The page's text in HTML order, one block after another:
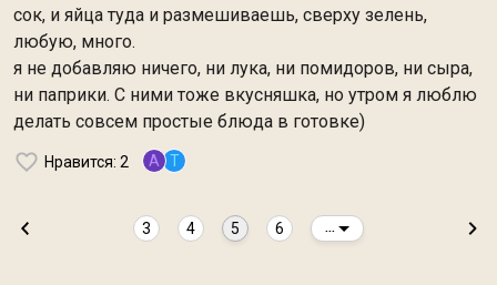
сок, и яйца туда и размешиваешь, сверху зелень,
любую, много.
я не добавляю ничего, ни лука, ни помидоров, ни сыра,
ни паприки. С ними тоже вкусняшка, но утром я люблю
делать совсем простые блюда в готовке)
Нравится: 2 A T
3 4 5 6